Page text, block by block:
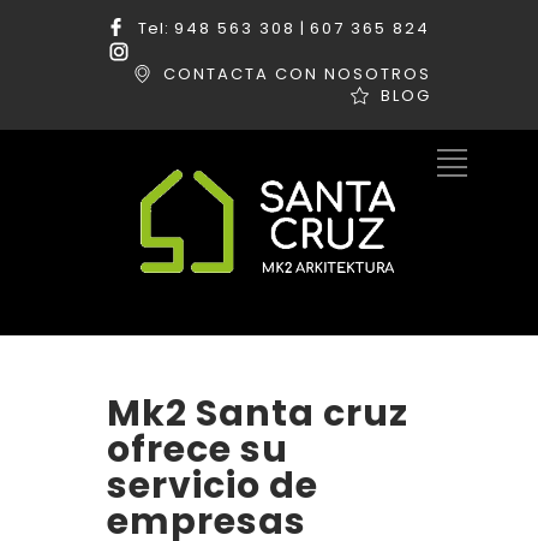
Tel: 948 563 308 | 607 365 824
CONTACTA CON NOSOTROS
BLOG
Mk2 Santa cruz
ofrece su
servicio de
empresas